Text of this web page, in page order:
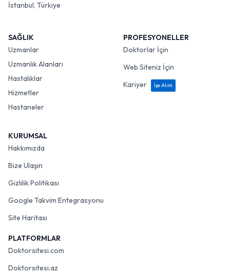
İstanbul, Türkiye
SAĞLIK
Uzmanlar
Uzmanlık Alanları
Hastalıklar
Hizmetler
Hastaneler
PROFESYONELLER
Doktorlar İçin
Web Siteniz İçin
Kariyer
İşe Alım
KURUMSAL
Hakkımızda
Bize Ulaşın
Gizlilik Politikası
Google Takvim Entegrasyonu
Site Haritası
PLATFORMLAR
Doktorsitesi.com
Doktorsitesi.az